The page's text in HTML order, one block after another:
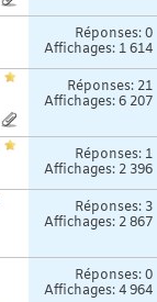
Réponses:0
Affichages: 1 614
Réponses: 21
Affichages: 6 207
Réponses: 1
Affichages: 2 396
Réponses: 3
Affichages: 2 867
Réponses:0
Affichages: 4 964